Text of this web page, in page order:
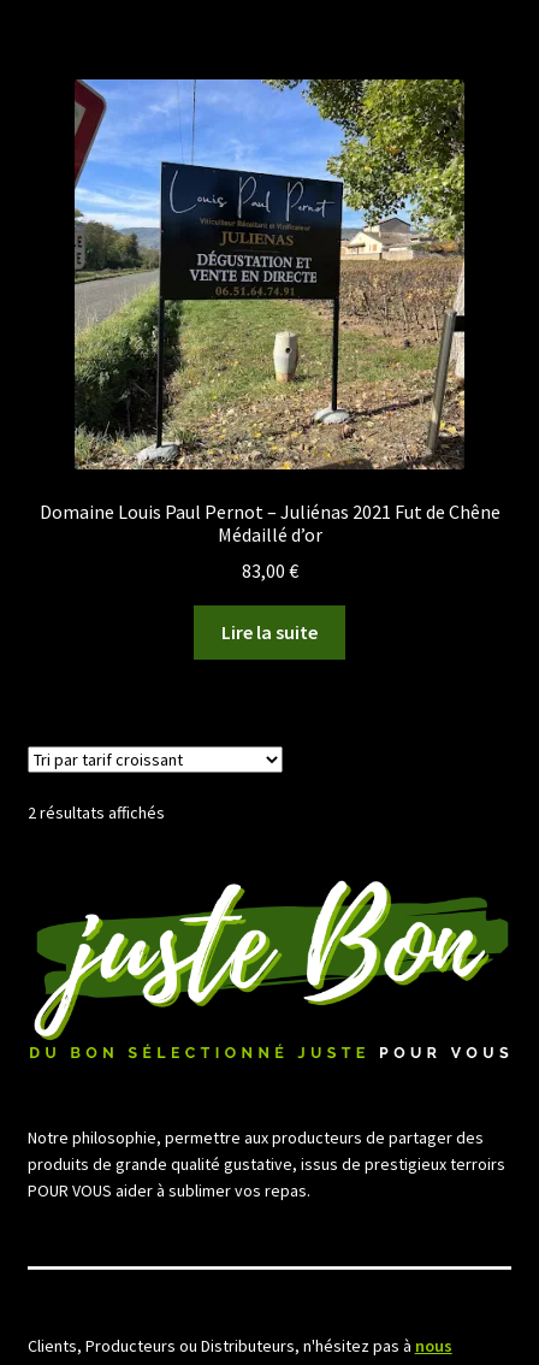
Domaine Louis Paul Pernot – Juliénas 2021 Fut de Chêne
Médaillé d’or
83,00 €
Lire la suite
2 résultats affichésTrié
croissant
Notre philosophie, permettre aux producteurs de partager des
produits de grande qualité gustative, issus de prestigieux terroirs
POUR VOUS aider à sublimer vos repas.
Clients, Producteurs ou Distributeurs, n'hésitez pas à nous